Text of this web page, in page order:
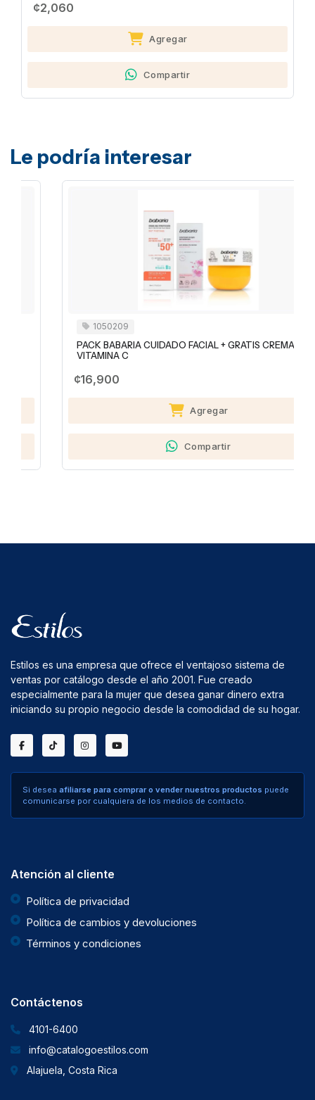
¢2,060
Agregar
Compartir
Le podría interesar
1050209
PACK BABARIA CUIDADO FACIAL + GRATIS CREMA
VITAMINA C
¢16,900
Agregar
Compartir
Estilos es una empresa que ofrece el ventajoso sistema de
ventas por catálogo desde el año 2001. Fue creado
especialmente para la mujer que desea ganar dinero extra
iniciando su propio negocio desde la comodidad de su hogar.
Si desea afiliarse para comprar o vender nuestros productos puede
comunicarse por cualquiera de los medios de contacto.
Atención al cliente
Política de privacidad
Política de cambios y devoluciones
Términos y condiciones
Contáctenos
4101-6400
info@catalogoestilos.com
Alajuela, Costa Rica